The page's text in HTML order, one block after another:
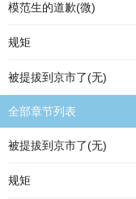
模范生的道歉(微)
规矩
被提拔到京市了(无)
全部章节列表
被提拔到京市了(无)
规矩